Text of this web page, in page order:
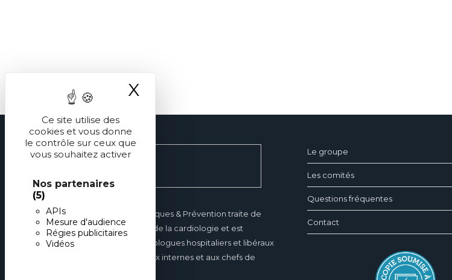
Ce site utilise des
cookies et vous donne
le contrôle sur ceux que
vous souhaitez activer
Nos partenaires
(5)
APIs
Mesure d'audience
Régies publicitaires
Vidéos
X
Réalités Cardiologiques & Prévention traite de
tous les domaines de la cardiologie et est
destinée aux cardiologues hospitaliers et libéraux
mais également aux internes et aux chefs de
Le groupe
Les comités
Questions fréquentes
Contact